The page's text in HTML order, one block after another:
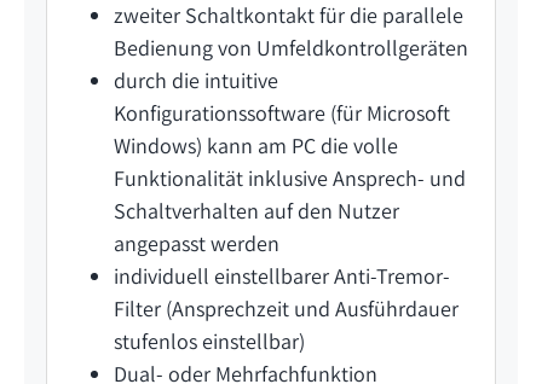
zweiter Schaltkontakt für die parallele
Bedienung von Umfeldkontrollgeräten
durch die intuitive
Konfigurationssoftware (für Microsoft
Windows) kann am PC die volle
Funktionalität inklusive Ansprech- und
Schaltverhalten auf den Nutzer
angepasst werden
individuell einstellbarer Anti-Tremor-
Filter (Ansprechzeit und Ausführdauer
stufenlos einstellbar)
Dual- oder Mehrfachfunktion